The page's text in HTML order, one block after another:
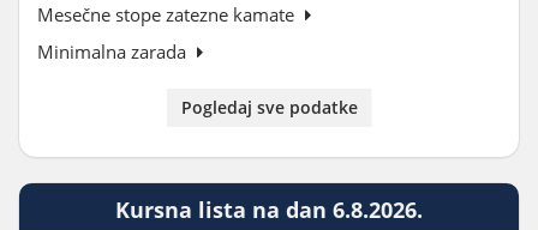
Mesečne stope zatezne kamate
Minimalna zarada
Pogledaj sve podatke
Kursna lista na dan 6.8.2026.